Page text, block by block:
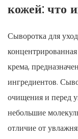
кожей: что
Сыворотка для
крема,
ингредиентов.
очищения и перед
небольшие
отличие от